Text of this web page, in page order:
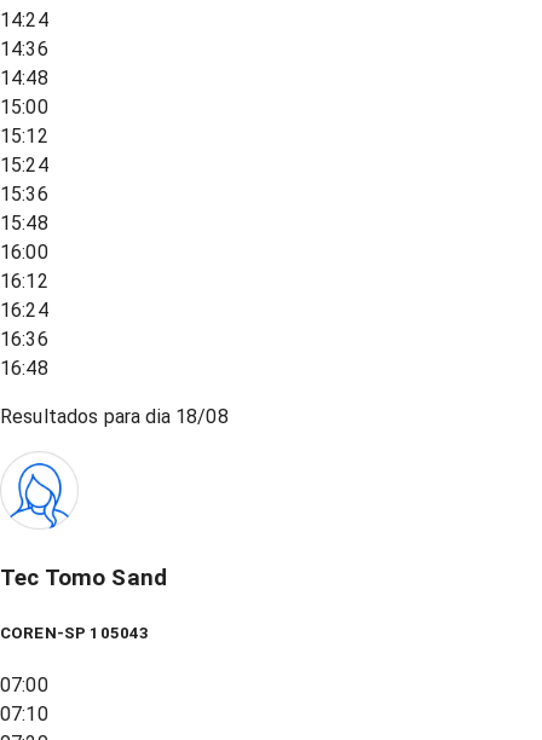
14:24
14:36
14:48
15:00
15:12
15:24
15:36
15:48
16:00
16:12
16:24
16:36
16:48
Resultados para dia 18/08
Tec Tomo Sand
COREN-SP 105043
07:00
07:10